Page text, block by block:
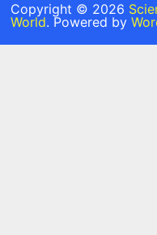
Copyright © 2026
World. Powered by